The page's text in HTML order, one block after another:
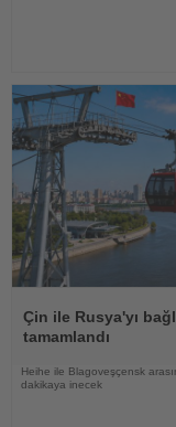
Oku
Çin ile Rusya'yı
tamamlandı
Heihe ile Blagoveşçensk
dakikaya inecek